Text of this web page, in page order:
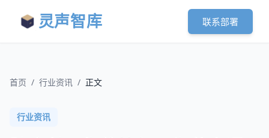
灵声智库 联系部署
首页 / 行业资讯 / 正文
行业资讯